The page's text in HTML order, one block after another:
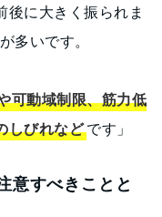
後に大きく振られま
多いです。
可動域制限、筋力低
しびれなどです」
意すべきことと